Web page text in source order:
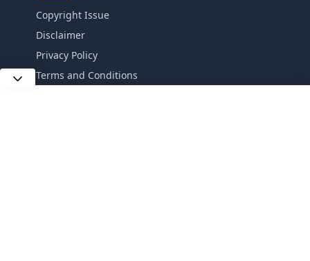
Copyright Issue
Disclaimer
Privacy Policy
Terms and Conditions